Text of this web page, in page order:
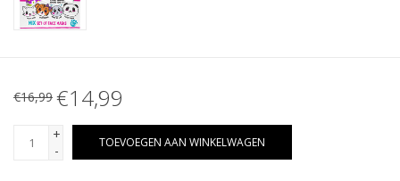
€16,99 €14,99
+
-
TOEVOEGEN AAN WINKELWAGEN